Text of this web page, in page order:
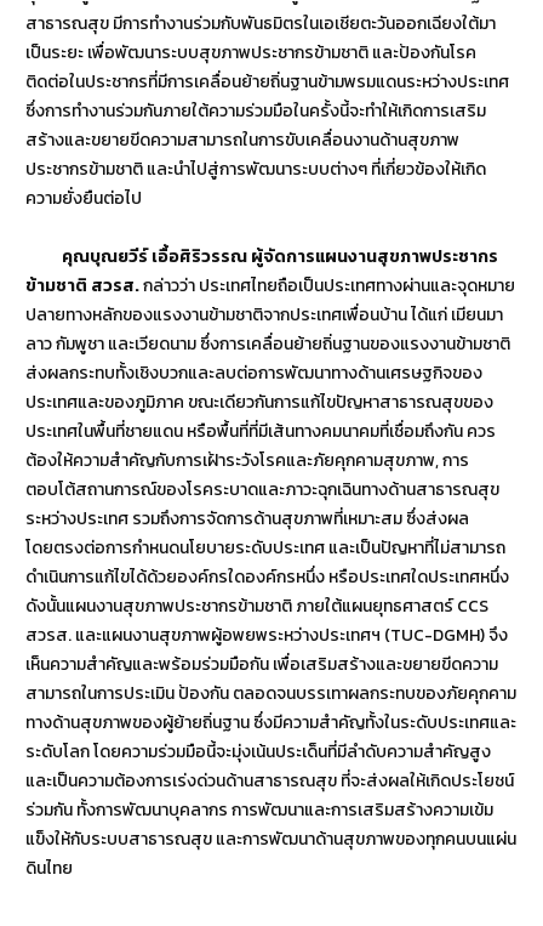
สาธารณสุข มีการทำงานร่วมกับพันธมิตรในเอเชียตะวันออกเฉียงใต้มา
เป็นระยะ เพื่อพัฒนาระบบสุขภาพประชากรข้ามชาติ และป้องกันโรค
ติดต่อในประชากรที่มีการเคลื่อนย้ายถิ่นฐานข้ามพรมแดนระหว่างประเทศ
ซึ่งการทำงานร่วมกันภายใต้ความร่วมมือในครั้งนี้จะทำให้เกิดการเสริม
สร้างและขยายขีดความสามารถในการขับเคลื่อนงานด้านสุขภาพ
ประชากรข้ามชาติ และนำไปสู่การพัฒนาระบบต่างๆ ที่เกี่ยวข้องให้เกิด
ความยั่งยืนต่อไป
คุณบุณยวีร์ เอื้อศิริวรรณ ผู้จัดการแผนงานสุขภาพประชากร
ข้ามชาติ สวรส.กล่าวว่า ประเทศไทยถือเป็นประเทศทางผ่านและจุดหมาย
ปลายทางหลักของแรงงานข้ามชาติจากประเทศเพื่อนบ้าน ได้แก่ เมียนมา
ลาว กัมพูชา และเวียดนาม ซึ่งการเคลื่อนย้ายถิ่นฐานของแรงงานข้ามชาติ
ส่งผลกระทบทั้งเชิงบวกและลบต่อการพัฒนาทางด้านเศรษฐกิจของ
ประเทศและของภูมิภาค ขณะเดียวกันการแก้ไขปัญหาสาธารณสุขของ
ประเทศในพื้นที่ชายแดน หรือพื้นที่ที่มีเส้นทางคมนาคมที่เชื่อมถึงกัน ควร
ต้องให้ความสำคัญกับการเฝ้าระวังโรคและภัยคุกคามสุขภาพ, การ
ตอบโต้สถานการณ์ของโรคระบาดและภาวะฉุกเฉินทางด้านสาธารณสุข
ระหว่างประเทศ รวมถึงการจัดการด้านสุขภาพที่เหมาะสม ซึ่งส่งผล
โดยตรงต่อการกำหนดนโยบายระดับประเทศ และเป็นปัญหาที่ไม่สามารถ
ดำเนินการแก้ไขได้ด้วยองค์กรใดองค์กรหนึ่ง หรือประเทศใดประเทศหนึ่ง
ดังนั้นแผนงานสุขภาพประชากรข้ามชาติ ภายใต้แผนยุทธศาสตร์ CCS
สวรส. และแผนงานสุขภาพผู้อพยพระหว่างประเทศฯ (TUC-DGMH) จึง
เห็นความสำคัญและพร้อมร่วมมือกัน เพื่อเสริมสร้างและขยายขีดความ
สามารถในการประเมิน ป้องกัน ตลอดจนบรรเทาผลกระทบของภัยคุกคาม
ทางด้านสุขภาพของผู้ย้ายถิ่นฐาน ซึ่งมีความสำคัญทั้งในระดับประเทศและ
ระดับโลก โดยความร่วมมือนี้จะมุ่งเน้นประเด็นที่มีลำดับความสำคัญสูง
และเป็นความต้องการเร่งด่วนด้านสาธารณสุข ที่จะส่งผลให้เกิดประโยชน์
ร่วมกัน ทั้งการพัฒนาบุคลากร การพัฒนาและการเสริมสร้างความเข้ม
แข็งให้กับระบบสาธารณสุข และการพัฒนาด้านสุขภาพของทุกคนบนแผ่น
ดินไทย